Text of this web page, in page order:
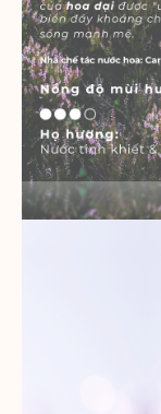
và báo
dụng
cá
Google.